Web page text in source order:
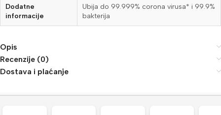
Dodatne
informacije
Ubija do 99.999% corona virusa* i 99.9%
bakterija
Opis
Recenzije (0)
Dostava i plaćanje